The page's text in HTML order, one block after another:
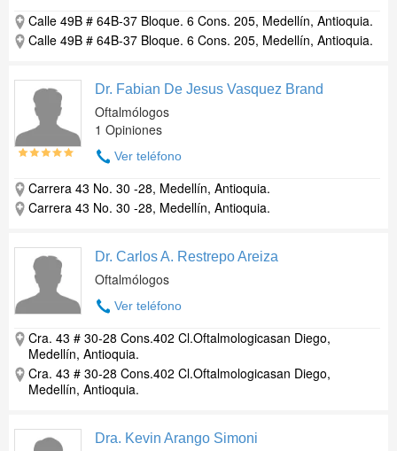
Calle 49B # 64B-37 Bloque. 6 Cons. 205, Medellín, Antioquia.
Calle 49B # 64B-37 Bloque. 6 Cons. 205, Medellín, Antioquia.
Dr. Fabian De Jesus Vasquez Brand
Oftalmólogos
1 Opiniones
Ver teléfono
Carrera 43 No. 30 -28, Medellín, Antioquia.
Carrera 43 No. 30 -28, Medellín, Antioquia.
Dr. Carlos A. Restrepo Areiza
Oftalmólogos
Ver teléfono
Cra. 43 # 30-28 Cons.402 Cl.Oftalmologicasan Diego,
Medellín, Antioquia.
Cra. 43 # 30-28 Cons.402 Cl.Oftalmologicasan Diego,
Medellín, Antioquia.
Dra. Kevin Arango Simoni